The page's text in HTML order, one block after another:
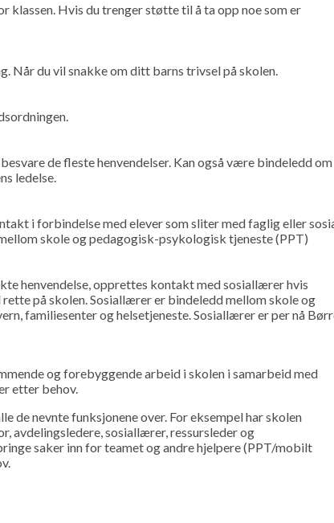
klassen. Hvis du trenger støtte til å ta opp noe som er
Når du vil snakke om ditt barns trivsel på skolen.
de fleste henvendelser. Kan også være bindeledd om
ledelse.
i forbindelse med elever som sliter med faglig eller
skole og pedagogisk-psykologisk tjeneste (PPT)
henvendelse, opprettes kontakt med sosiallærer hvis
på skolen. Sosiallærer er bindeledd mellom skole og
familiesenter og helsetjeneste. Sosiallærer er per nå
og forebyggende arbeid i skolen i samarbeid med
etter behov.
de nevnte funksjonene over. For eksempel har skolen
avdelingsledere, sosiallærer, ressursleder og
saker inn for teamet og andre hjelpere (PPT/mobilt